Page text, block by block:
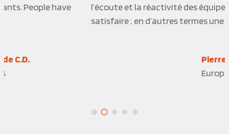
l’écoute et la réactivité des équipes pour nous
satisfaire ; en d’autres termes une réussite totale !
Europcar International